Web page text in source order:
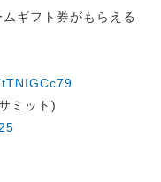
ギフト券がもらえる
ミット)